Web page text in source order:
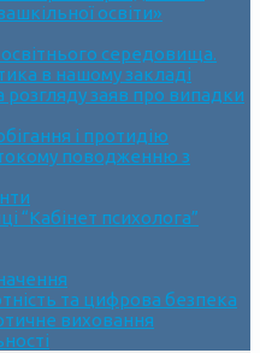
освіти»
середовища.
в нашому закладі
заяв про випадки
і протидію
поводженню з
“Кабінет психолога”
та цифрова безпека
виховання